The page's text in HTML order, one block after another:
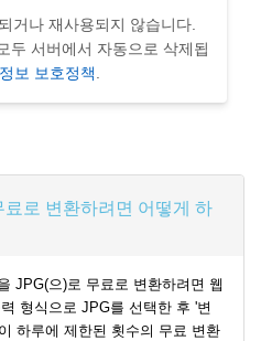
거나 재사용되지 않습니다.
두 서버에서 자동으로 삭제됩
보 보호정책.
로 변환하려면 어떻게 하
JPG(으)로 무료로 변환하려면 웹
형식으로 JPG를 선택한 후 '변
하루에 제한된 횟수의 무료 변환